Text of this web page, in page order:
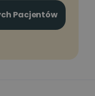
Pacjentów